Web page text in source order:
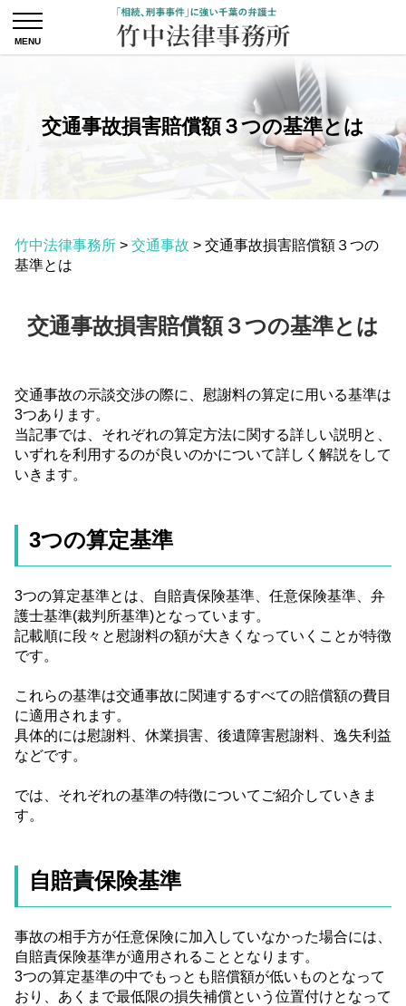
交通事故損害賠償額３つの基準とは
竹中法律事務所 > 交通事故 > 交通事故損害賠償額３つの
基準とは
交通事故損害賠償額３つの基準とは
交通事故の示談交渉の際に、慰謝料の算定に用いる基準は
3つあります。
当記事では、それぞれの算定方法に関する詳しい説明と、
いずれを利用するのが良いのかについて詳しく解説をして
いきます。
3つの算定基準
3つの算定基準とは、自賠責保険基準、任意保険基準、弁
護士基準(裁判所基準)となっています。
記載順に段々と慰謝料の額が大きくなっていくことが特徴
です。
これらの基準は交通事故に関連するすべての賠償額の費目
に適用されます。
具体的には慰謝料、休業損害、後遺障害慰謝料、逸失利益
などです。
では、それぞれの基準の特徴についてご紹介していきま
す。
自賠責保険基準
事故の相手方が任意保険に加入していなかった場合には、
自賠責保険基準が適用されることとなります。
3つの算定基準の中でもっとも賠償額が低いものとなって
おり、あくまで最低限の損失補償という位置付けとなって